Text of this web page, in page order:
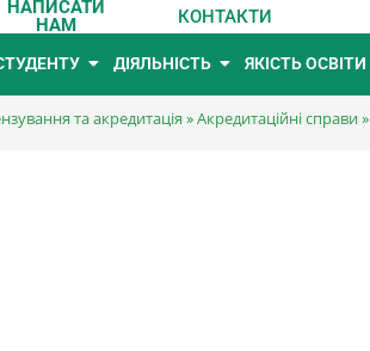
НАПИСАТИ
НАМ
КОНТАКТИ
ДІЯЛЬНІСТЬ ЯКІСТЬ ОСВІТИ
та акредитація »Акредитаційні справи»